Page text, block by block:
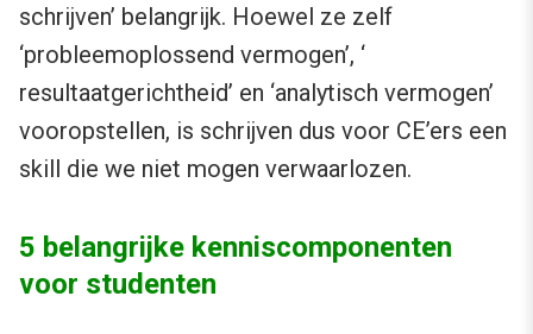
schrijven’ belangrijk. Hoewel ze zelf
‘probleemoplossend vermogen’, ‘
resultaatgerichtheid’ en ‘analytisch vermogen’
vooropstellen, is schrijven dus voor CE’ers een
skill die we niet mogen verwaarlozen.
5 belangrijke kenniscomponenten
voor studenten